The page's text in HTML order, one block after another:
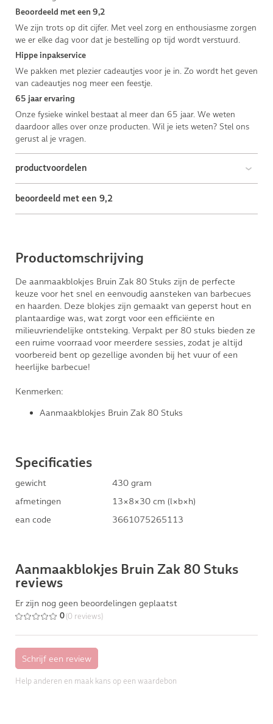
Beoordeeld met een 9,2
We zijn trots op dit cijfer. Met veel zorg en enthousiasme zorgen
we er elke dag voor dat je bestelling op tijd wordt verstuurd.
Hippe inpakservice
We pakken met plezier cadeautjes voor je in. Zo wordt het geven
van cadeautjes nog meer een feestje.
65 jaar ervaring
Onze fysieke winkel bestaat al meer dan 65 jaar. We weten
daardoor alles over onze producten. Wil je iets weten? Stel ons
gerust al je vragen.
productvoordelen
beoordeeld met een 9,2
Productomschrijving
De aanmaakblokjes Bruin Zak 80 Stuks zijn de perfecte
keuze voor het snel en eenvoudig aansteken van barbecues
en haarden. Deze blokjes zijn gemaakt van geperst hout en
plantaardige was, wat zorgt voor een efficiënte en
milieuvriendelijke ontsteking. Verpakt per 80 stuks bieden ze
een ruime voorraad voor meerdere sessies, zodat je altijd
voorbereid bent op gezellige avonden bij het vuur of een
heerlijke barbecue!
Kenmerken:
Aanmaakblokjes Bruin Zak 80 Stuks
Specificaties
gewicht
430 gram
afmetingen
13×8×30 cm (l×b×h)
ean code
3661075265113
Aanmaakblokjes Bruin Zak 80 Stuks
reviews
Er zijn nog geen beoordelingen geplaatst
0 (0 reviews)
Help anderen en maak kans op een waardebon